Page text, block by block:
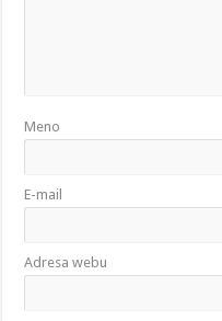
Meno
E-mail
Adresa webu